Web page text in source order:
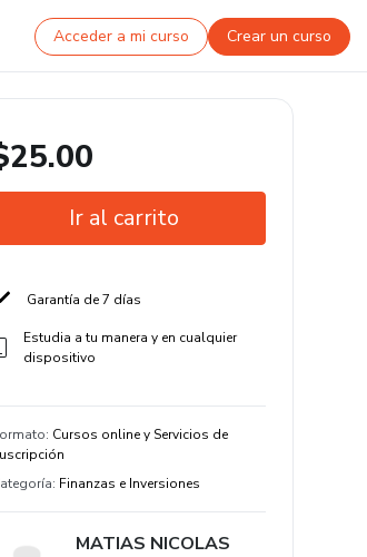
Acceder a mi curso Crear un curso
Ir al carrito
Garantía de 7 días
Estudia a tu manera y en cualquier
dispositivo
: Cursos online y Servicios de
: Finanzas e Inversiones
MATIAS NICOLAS